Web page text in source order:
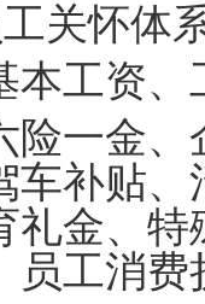
关怀体
本工资、
险一金、
补贴、
礼金、特
员工消